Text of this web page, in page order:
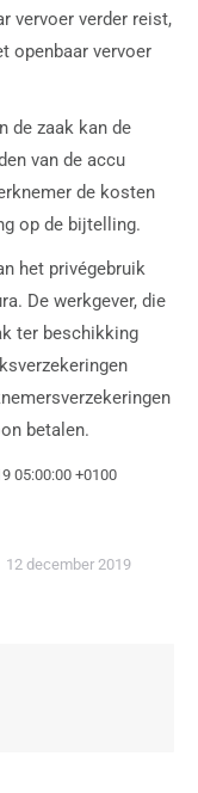
vervoer verder reist,
openbaar vervoer
de zaak kan de
van de accu
de kosten
op de bijtelling.
het privégebruik
De werkgever, die
ter beschikking
betalen.
05:00:00 +0100
12 december 2019